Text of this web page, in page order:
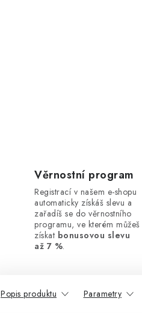
Věrnostní program
Registrací v našem e-shopu
automaticky získáš slevu a
zařadíš se do věrnostního
programu, ve kterém můžeš
získat bonusovou slevu
až 7 %.
Popis produktu Parametry